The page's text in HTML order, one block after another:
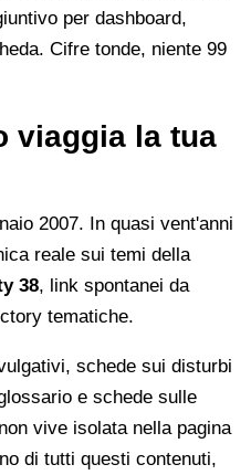
per dashboard,
Cifre tonde, niente 99
viaggia la tua
2007. In quasi vent'anni
reale sui temi della
38, link spontanei da
tematiche.
schede sui disturbi
e schede sulle
vive isolata nella pagina
di tutti questi contenuti,